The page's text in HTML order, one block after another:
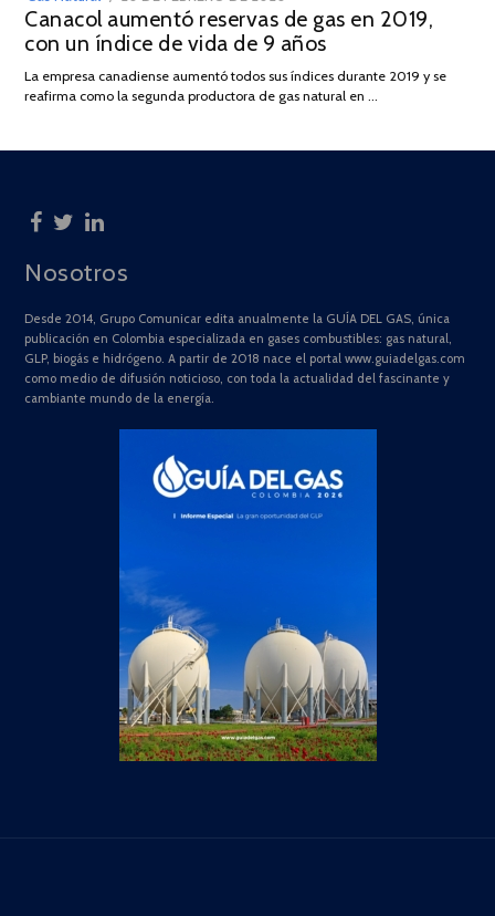
ON
DE
JULIO
2025
Canacol aumentó reservas de gas en 2019,
con un índice de vida de 9 años
La empresa canadiense aumentó todos sus índices durante 2019 y se
reafirma como la segunda productora de gas natural en …
Nosotros
Desde 2014, Grupo Comunicar edita anualmente la GUÍA DEL GAS, única
publicación en Colombia especializada en gases combustibles: gas natural,
GLP, biogás e hidrógeno. A partir de 2018 nace el portal www.guiadelgas.com
como medio de difusión noticioso, con toda la actualidad del fascinante y
cambiante mundo de la energía.